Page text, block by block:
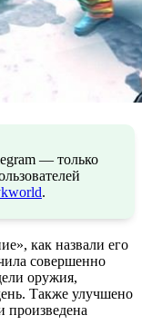
— только
.
как назвали его
совершенно
оружия,
Также улучшено
произведена